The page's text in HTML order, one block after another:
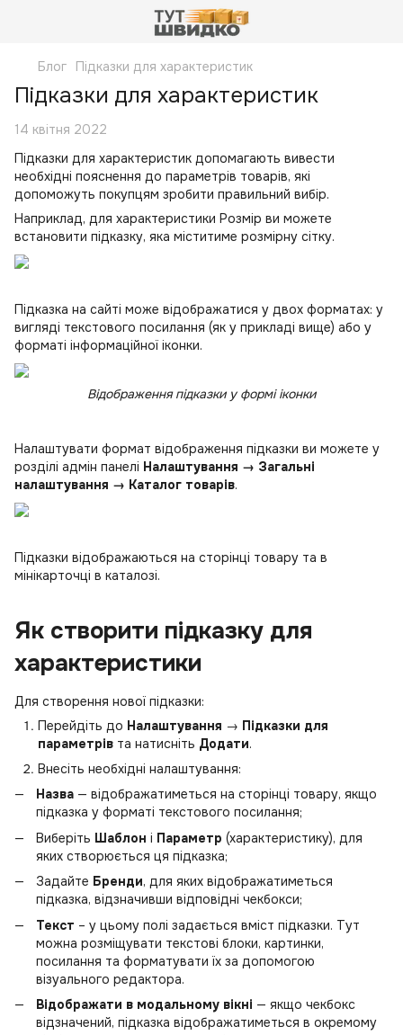
Блог Підказки для характеристик
Підказки для характеристик
14 квітня 2022
Підказки для характеристик допомагають вивести
необхідні пояснення до параметрів товарів, які
допоможуть покупцям зробити правильний вибір.
Наприклад, для характеристики Розмір ви можете
встановити підказку, яка міститиме розмірну сітку.
Підказка на сайті може відображатися у двох форматах: у
вигляді текстового посилання (як у прикладі вище) або у
форматі інформаційної іконки.
Відображення підказки у формі іконки
Налаштувати формат відображення підказки ви можете у
розділі адмін панелі Налаштування → Загальні
налаштування → Каталог товарів.
Підказки відображаються на сторінці товару та в
мінікарточці в каталозі.
Як створити підказку для
характеристики
Для створення нової підказки:
Перейдіть до Налаштування → Підказки для
параметрів та натисніть Додати.
Внесіть необхідні налаштування:
Назва — відображатиметься на сторінці товару, якщо
підказка у форматі текстового посилання;
Виберіть Шаблон і Параметр (характеристику), для
яких створюється ця підказка;
Задайте Бренди, для яких відображатиметься
підказка, відзначивши відповідні чекбокси;
Текст – у цьому полі задається вміст підказки. Тут
можна розміщувати текстові блоки, картинки,
посилання та форматувати їх за допомогою
візуального редактора.
Відображати в модальному вікні — якщо чекбокс
відзначений, підказка відображатиметься в окремому